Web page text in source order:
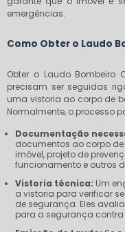
emergências.
Como Obter o Laudo
Obter o Laudo Bombeiro
precisam ser seguidas
uma vistoria ao corpo de
Normalmente, o processo
Documentação
documentos ao corpo
imóvel, projeto de
funcionamento e outros
Vistoria técnica: Um
a vistoria para verificar
de segurança. Eles
para a segurança contra